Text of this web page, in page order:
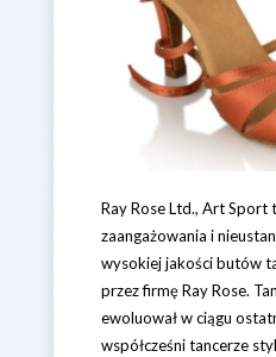
Ray Rose Ltd., Art
zaangażowania i
wysokiej jakości butów
przez firmę Ray Rose.
ewoluował w ciągu
współcześni tancerze